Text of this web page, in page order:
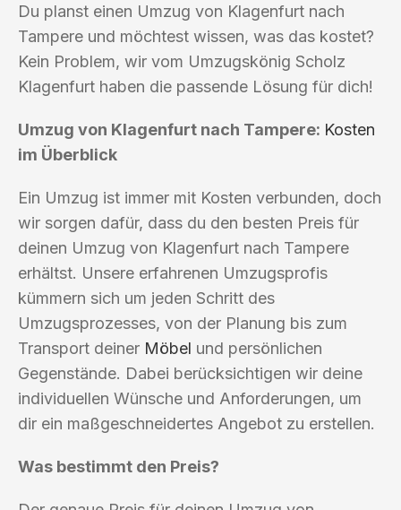
Du planst einen Umzug von Klagenfurt nach
Tampere und möchtest wissen, was das kostet?
Kein Problem, wir vom Umzugskönig Scholz
Klagenfurt haben die passende Lösung für dich!
Umzug von Klagenfurt nach Tampere: Kosten
im Überblick
Ein Umzug ist immer mit Kosten verbunden, doch
wir sorgen dafür, dass du den besten Preis für
deinen Umzug von Klagenfurt nach Tampere
erhältst. Unsere erfahrenen Umzugsprofis
kümmern sich um jeden Schritt des
Umzugsprozesses, von der Planung bis zum
Transport deiner Möbel und persönlichen
Gegenstände. Dabei berücksichtigen wir deine
individuellen Wünsche und Anforderungen, um
dir ein maßgeschneidertes Angebot zu erstellen.
Was bestimmt den Preis?